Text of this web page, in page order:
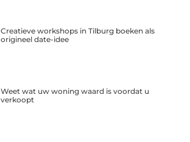
Creatieve workshops in Tilburg boeken als
origineel date-idee
Weet wat uw woning waard is voordat u
verkoopt